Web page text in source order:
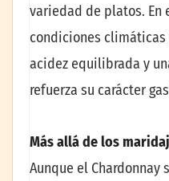
variedad de platos. En
condiciones
acidez equilibrada y
refuerza su carácter
Más allá de los
Aunque el